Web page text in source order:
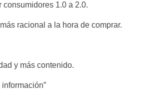
1.0 a 2.0.
racional a la hora de comprar.
y más contenido.